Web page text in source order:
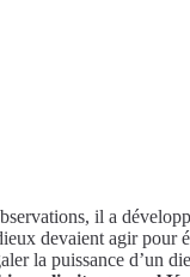
il a
devaient agir pour
la puissance d’un